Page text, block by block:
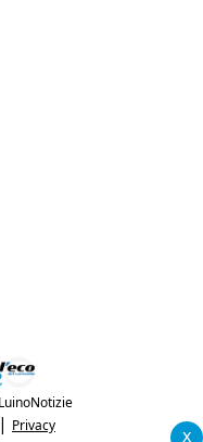
x
| Privacy